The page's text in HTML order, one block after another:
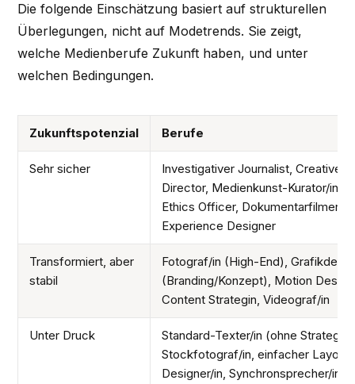
Die folgende Einschätzung basiert auf strukturellen
Überlegungen, nicht auf Modetrends. Sie zeigt,
welche Medienberufe Zukunft haben, und unter
welchen Bedingungen.
Zukunftspotenzial Berufe
Sehr sicher
Investigativer Journalist, Creative
Director, Medienkunst-Kurator/in,
Ethics Officer, Dokumentarfilmer/in,
Experience Designer
Transformiert, aber
stabil
Fotograf/in (High-End),
(Branding/Konzept), Motion
Content Strategin, Videograf/in
Unter Druck
Standard-Texter/in (ohne
Stockfotograf/in, einfacher Layout-
Designer/in, Synchronsprecher/in